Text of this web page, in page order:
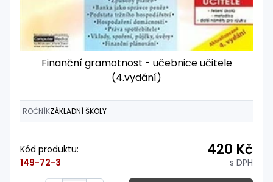
Finanční gramotnost - učebnice učitele
(4.vydání)
ROČNÍKZÁKLADNÍ ŠKOLY
Kód produktu:
149-72-3
420 Kč
s DPH